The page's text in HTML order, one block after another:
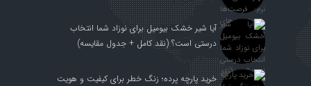
آیا شیر خشک بیومیل برای نوزاد شما انتخاب
درستی است؟ (نقد کامل + جدول مقایسه)
خرید پارچه پرده؛ زنگ خطر برای کیفیت و هویت